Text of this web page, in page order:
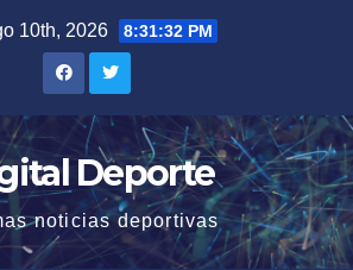
10th, 2026 8:31:32 PM
Deporte
noticias deportivas